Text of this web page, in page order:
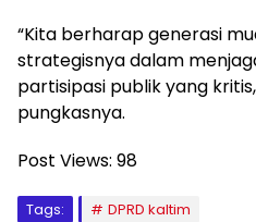
“Kita berharap generasi
strategisnya dalam
partisipasi publik yang
pungkasnya.
Post Views: 98
Tags: DPRD kaltim